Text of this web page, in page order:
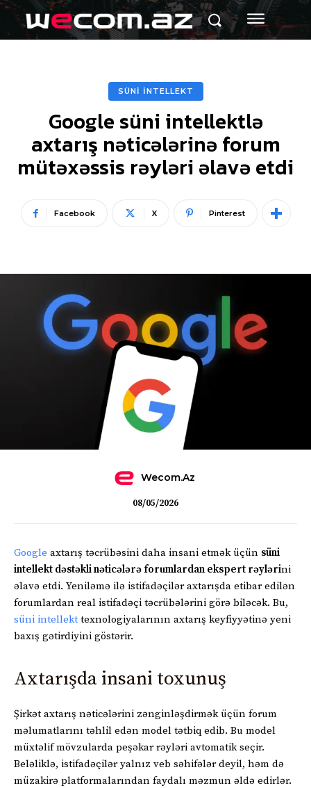
SÜNİ İNTELLEKT
Google süni intellektlə
axtarış nəticələrinə forum
mütəxəssis rəyləri əlavə etdi
Facebook X Pinterest
Wecom.az
08/05/2026
Google axtarış təcrübəsini daha insani etmək üçün süni
intellekt dəstəkli nəticələrə forumlardan ekspert rəylərini
əlavə etdi. Yeniləmə ilə istifadəçilər axtarışda etibar edilən
forumlardan real istifadəçi təcrübələrini görə biləcək. Bu,
süni intellekt texnologiyalarının axtarış keyfiyyətinə yeni
baxış gətirdiyini göstərir.
Axtarışda insani toxunuş
Şirkət axtarış nəticələrini zənginləşdirmək üçün forum
məlumatlarını təhlil edən model tətbiq edib. Bu model
müxtəlif mövzularda peşəkar rəyləri avtomatik seçir.
Beləliklə, istifadəçilər yalnız veb səhifələr deyil, həm də
müzakirə platformalarından faydalı məzmun əldə edirlər.